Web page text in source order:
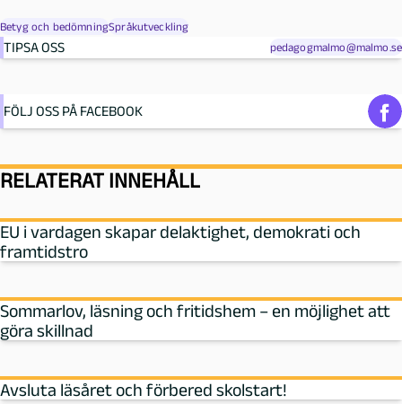
Betyg och bedömningSpråkutveckling
TIPSA OSS pedagogmalmo@malmo.se
FÖLJ OSS PÅ FACEBOOK
RELATERAT INNEHÅLL
EU i vardagen skapar delaktighet, demokrati och
framtidstro
Sommarlov, läsning och fritidshem – en möjlighet att
göra skillnad
Avsluta läsåret och förbered skolstart!